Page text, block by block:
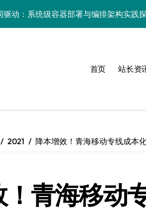
编排：解锁科技时代服务器效率跃升新
排优化：赋能高效运维
编排：重塑服务器管理新范式
模型平台安全运营实战
径：模式创新与平台化双轮驱动
首页 站长资
2021 降本增效！青海移动专线成本
青海移动